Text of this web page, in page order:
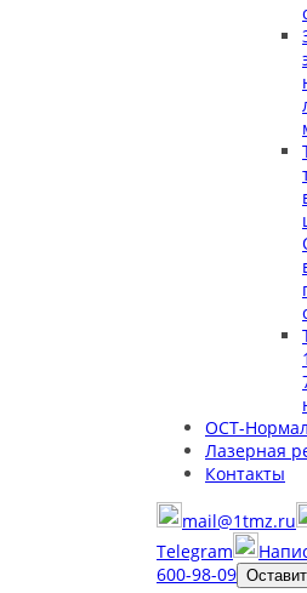
ОСТ-
Лазерная
Контакты
mail@1tmz.ru
Telegram
600-98-09